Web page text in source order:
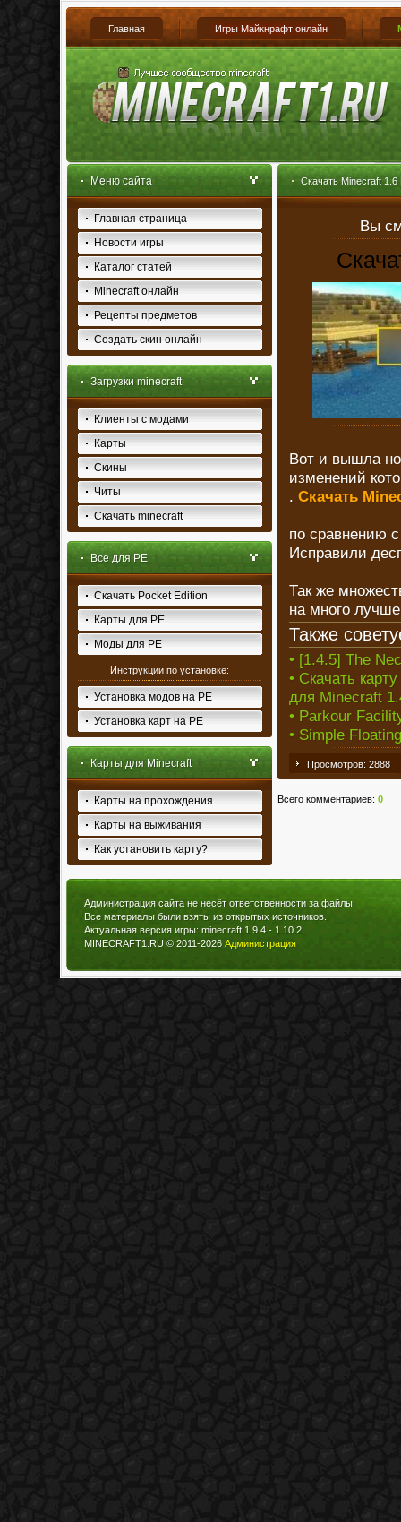
Главная Игры Майкнрафт онлайн
Меню сайта
Главная страница
Новости игры
Каталог статей
Minecraft онлайн
Рецепты предметов
Создать скин онлайн
Загрузки minecraft
Клиенты с модами
Карты
Скины
Читы
Скачать minecraft
Все для PE
Скачать Pocket Edition
Карты для PE
Моды для PE
Инструкции по установке:
Установка модов на PE
Установка карт на PE
Карты для Minecraft
Карты на прохождения
Карты на выживания
Как установить карту?
Скачать Minecraft 1.6
Вы
Вот и вышла
изменений
. Скачать
по сравнению
Исправили
Так же
на много лучше
Также
• [1.4.5] The
• Скачать
для Minecraft
• Parkour
• Simple
Просмотров: 2888
Всего комментариев: 0
Администрация сайта не несёт ответственности за файлы.
Все материалы были взяты из открытых источников.
Актуальная версия игры: minecraft 1.9.4 - 1.10.2
MINECRAFT1.RU © 2011-2026 Администрация